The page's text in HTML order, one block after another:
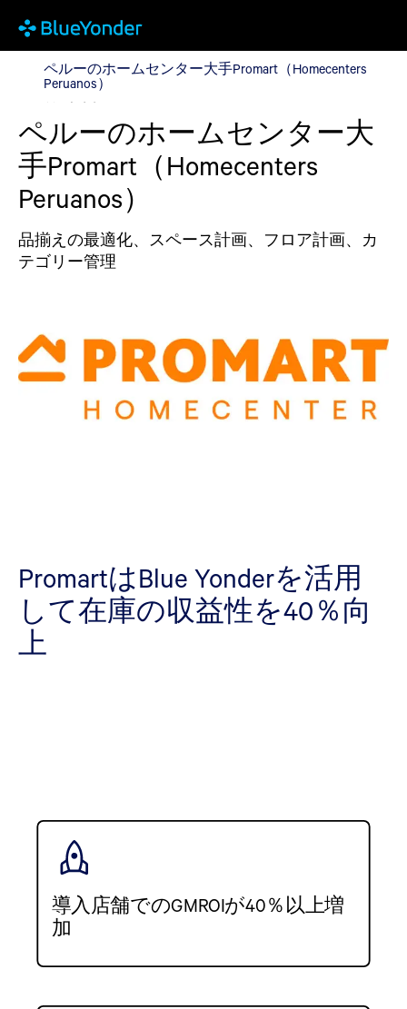
ペルーのホームセンター大手Promart（Homecenters
ペルーのホームセンター大手Promart（Homecenters
Peruanos）
成功事例
ペルーのホームセンター大
手Promart（Homecenters
Peruanos）
品揃えの最適化、スペース計画、フロア計画、カ
テゴリー管理
PromartはBlue Yonderを活用
して在庫の収益性を40％向
上
導入店舗でのGMROIが40％以上増
加